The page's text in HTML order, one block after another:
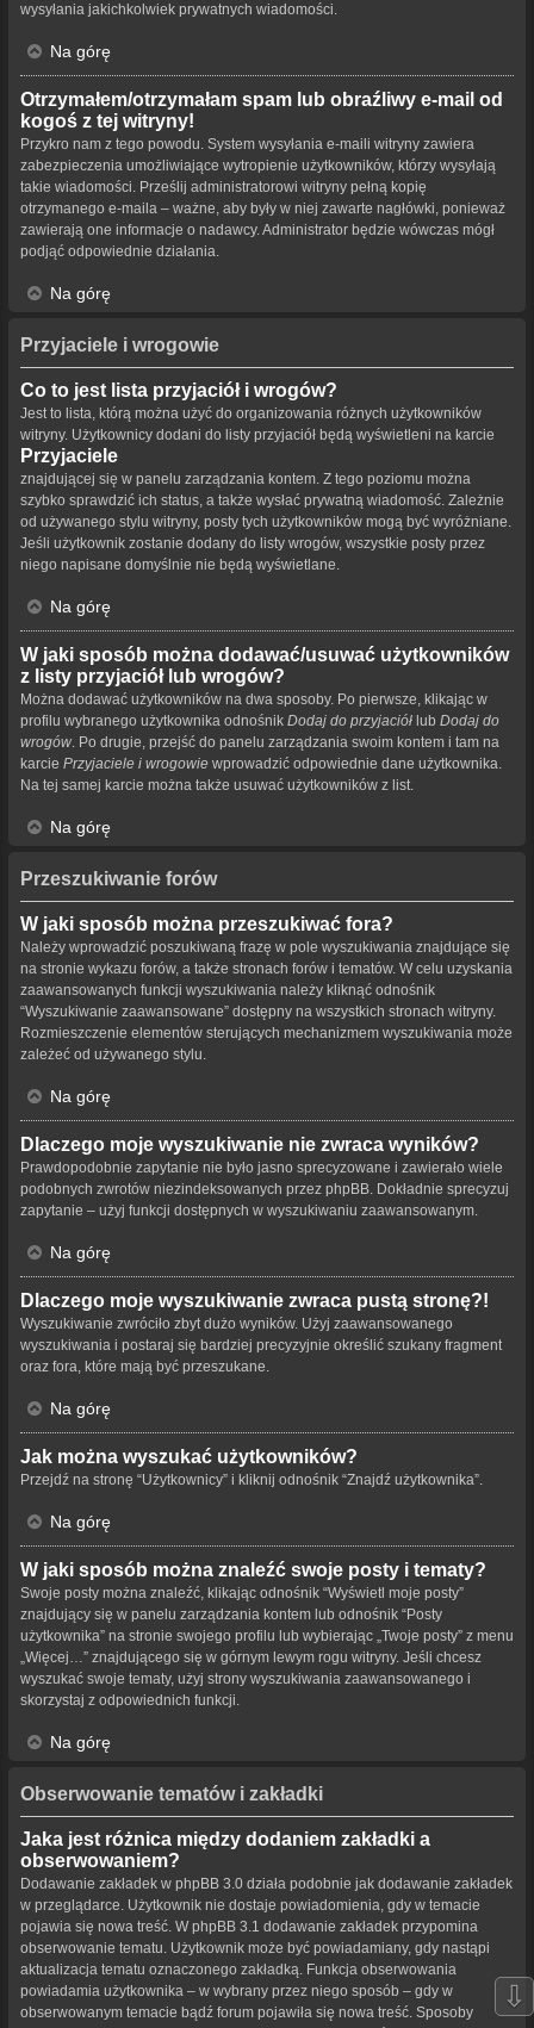
wysyłania jakichkolwiek prywatnych wiadomości.
Na górę
Otrzymałem/otrzymałam spam lub obraźliwy e-mail od
kogoś z tej witryny!
Przykro nam z tego powodu. System wysyłania e-maili witryny zawiera
zabezpieczenia umożliwiające wytropienie użytkowników, którzy wysyłają
takie wiadomości. Prześlij administratorowi witryny pełną kopię
otrzymanego e-maila – ważne, aby były w niej zawarte nagłówki, ponieważ
zawierają one informacje o nadawcy. Administrator będzie wówczas mógł
podjąć odpowiednie działania.
Na górę
Przyjaciele i wrogowie
Co to jest lista przyjaciół i wrogów?
Jest to lista, którą można użyć do organizowania różnych użytkowników
witryny. Użytkownicy dodani do listy przyjaciół będą wyświetleni na karcie
Przyjaciele
znajdującej się w panelu zarządzania kontem. Z tego poziomu można
szybko sprawdzić ich status, a także wysłać prywatną wiadomość. Zależnie
od używanego stylu witryny, posty tych użytkowników mogą być wyróżniane.
Jeśli użytkownik zostanie dodany do listy wrogów, wszystkie posty przez
niego napisane domyślnie nie będą wyświetlane.
Na górę
W jaki sposób można dodawać/usuwać użytkowników
z listy przyjaciół lub wrogów?
Można dodawać użytkowników na dwa sposoby. Po pierwsze, klikając w
profilu wybranego użytkownika odnośnik Dodaj do przyjaciół lub Dodaj do
wrogów. Po drugie, przejść do panelu zarządzania swoim kontem i tam na
karcie Przyjaciele i wrogowie wprowadzić odpowiednie dane użytkownika.
Na tej samej karcie można także usuwać użytkowników z list.
Na górę
Przeszukiwanie forów
W jaki sposób można przeszukiwać fora?
Należy wprowadzić poszukiwaną frazę w pole wyszukiwania znajdujące się
na stronie wykazu forów, a także stronach forów i tematów. W celu uzyskania
zaawansowanych funkcji wyszukiwania należy kliknąć odnośnik
“Wyszukiwanie zaawansowane” dostępny na wszystkich stronach witryny.
Rozmieszczenie elementów sterujących mechanizmem wyszukiwania może
zależeć od używanego stylu.
Na górę
Dlaczego moje wyszukiwanie nie zwraca wyników?
Prawdopodobnie zapytanie nie było jasno sprecyzowane i zawierało wiele
podobnych zwrotów niezindeksowanych przez phpBB. Dokładnie sprecyzuj
zapytanie – użyj funkcji dostępnych w wyszukiwaniu zaawansowanym.
Na górę
Dlaczego moje wyszukiwanie zwraca pustą stronę?!
Wyszukiwanie zwróciło zbyt dużo wyników. Użyj zaawansowanego
wyszukiwania i postaraj się bardziej precyzyjnie określić szukany fragment
oraz fora, które mają być przeszukane.
Na górę
Jak można wyszukać użytkowników?
Przejdź na stronę “Użytkownicy” i kliknij odnośnik “Znajdź użytkownika”.
Na górę
W jaki sposób można znaleźć swoje posty i tematy?
Swoje posty można znaleźć, klikając odnośnik “Wyświetl moje posty”
znajdujący się w panelu zarządzania kontem lub odnośnik “Posty
użytkownika” na stronie swojego profilu lub wybierając „Twoje posty” z menu
„Więcej…” znajdującego się w górnym lewym rogu witryny. Jeśli chcesz
wyszukać swoje tematy, użyj strony wyszukiwania zaawansowanego i
skorzystaj z odpowiednich funkcji.
Na górę
Obserwowanie tematów i zakładki
Jaka jest różnica między dodaniem zakładki a
obserwowaniem?
Dodawanie zakładek w phpBB 3.0 działa podobnie jak dodawanie zakładek
w przeglądarce. Użytkownik nie dostaje powiadomienia, gdy w temacie
pojawia się nowa treść. W phpBB 3.1 dodawanie zakładek przypomina
obserwowanie tematu. Użytkownik może być powiadamiany, gdy nastąpi
aktualizacja tematu oznaczonego zakładką. Funkcja obserwowania
powiadamia użytkownika – w wybrany przez niego sposób – gdy w
obserwowanym temacie bądź forum pojawiła się nowa treść. Sposoby
⇩